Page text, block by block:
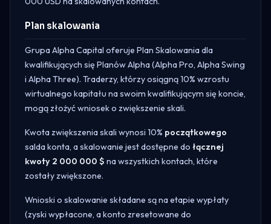
Plan skalowania
Grupa Alpha Capital oferuje Plan Skalowania dla
kwalifikujących się Planów Alpha (Alpha Pro, Alpha Swing
i Alpha Three). Traderzy, którzy osiągną 10% wzrostu
wirtualnego kapitału na swoim kwalifikującym się koncie,
mogą złożyć wniosek o zwiększenie skali.
Kwota zwiększenia skali wynosi 10% początkowego
salda konta, a skalowanie jest dostępne do łącznej
kwoty 2 000 000 $ na wszystkich kontach, które
zostały zwiększone.
Wnioski o skalowanie składane są na etapie wypłaty
(zyski wypłacone, a konto zresetowane do